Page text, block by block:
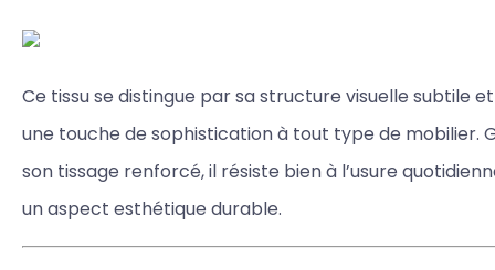
Ce tissu se distingue par sa structure visuelle subtile
une touche de sophistication à tout type de mobilier.
son tissage renforcé, il résiste bien à l’usure
un aspect esthétique durable.